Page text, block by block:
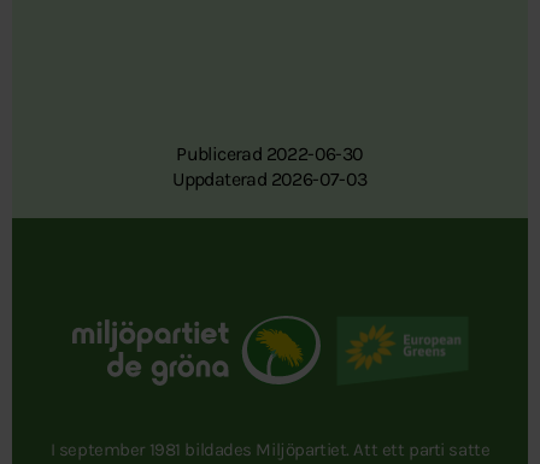
Publicerad 2022-06-30
Uppdaterad 2026-07-03
I september 1981 bildades Miljöpartiet. Att ett parti satte